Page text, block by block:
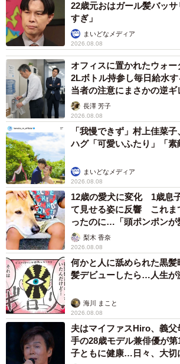
22歳元おはガール髪バッ
すぎ」
まいどなメディア
2026.08.08
オフィスに置かれたウォ
2Lボトル持参し毎日給水
当者の注意にまさかの逆
説】長澤 芳子
2026.08.08
「我慢できず」村上佳菜
ハグ「可愛いふたり」「素
まいどなメディア
2026.08.08
12歳の愛犬に変化 1歳息
て見せる姿に反響 これま
ったのに…「頭ポンポンが
「尊…」
梨木 香奈
2026.08.08
何かと人に舐められた黒
髪デビューしたら…人生が
海川 まこと
2026.08.08
夫はマイファスHiro、義
手の28歳モデル兼俳優が
子ともに健康…日々、大切